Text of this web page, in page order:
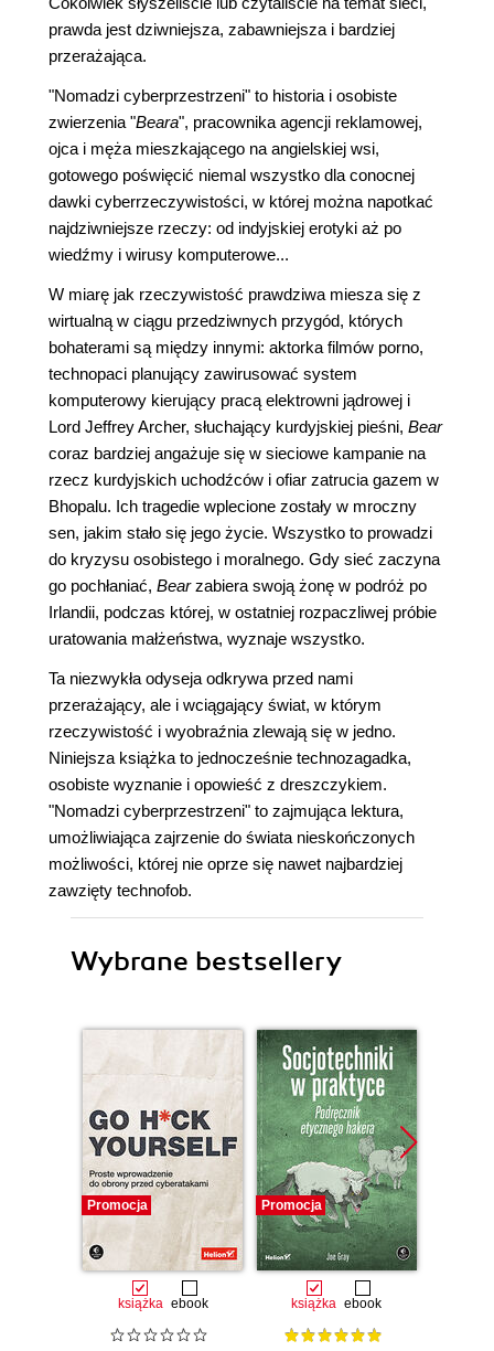
prawda jest dziwniejsza, zabawniejsza i bardziej
przerażająca.
"Nomadzi cyberprzestrzeni" to historia i osobiste
zwierzenia "Beara", pracownika agencji reklamowej,
ojca i męża mieszkającego na angielskiej wsi,
gotowego poświęcić niemal wszystko dla conocnej
dawki cyberrzeczywistości, w której można napotkać
najdziwniejsze rzeczy: od indyjskiej erotyki aż po
wiedźmy i wirusy komputerowe...
W miarę jak rzeczywistość prawdziwa miesza się z
wirtualną w ciągu przedziwnych przygód, których
bohaterami są między innymi: aktorka filmów porno,
technopaci planujący zawirusować system
komputerowy kierujący pracą elektrowni jądrowej i
Lord Jeffrey Archer, słuchający kurdyjskiej pieśni, Bear
coraz bardziej angażuje się w sieciowe kampanie na
rzecz kurdyjskich uchodźców i ofiar zatrucia gazem w
Bhopalu. Ich tragedie wplecione zostały w mroczny
sen, jakim stało się jego życie. Wszystko to prowadzi
do kryzysu osobistego i moralnego. Gdy sieć zaczyna
go pochłaniać, Bearzabiera swoją żonę w podróż po
Irlandii, podczas której, w ostatniej rozpaczliwej próbie
uratowania małżeństwa, wyznaje wszystko.
Ta niezwykła odyseja odkrywa przed nami
przerażający, ale i wciągający świat, w którym
rzeczywistość i wyobraźnia zlewają się w jedno.
Niniejsza książka to jednocześnie technozagadka,
osobiste wyznanie i opowieść z dreszczykiem.
"Nomadzi cyberprzestrzeni" to zajmująca lektura,
umożliwiająca zajrzenie do świata nieskończonych
możliwości, której nie oprze się nawet najbardziej
zawzięty technofob.
Wybrane bestsellery
Promocja
książka ebook
Promocja
książka ebook